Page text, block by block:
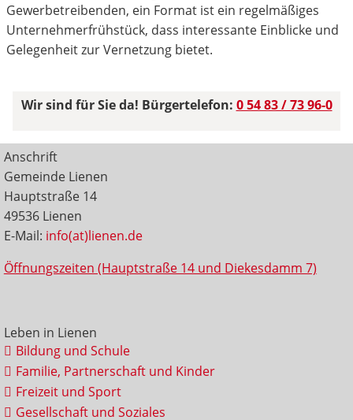
Gewerbetreibenden, ein Format ist ein regelmäßiges
Unternehmerfrühstück, dass interessante Einblicke und
Gelegenheit zur Vernetzung bietet.
Wir sind für Sie da! Bürgertelefon: 0 54 83 / 73 96-0
Anschrift
Gemeinde Lienen
Hauptstraße 14
49536 Lienen
E-Mail: info(at)lienen.de
Öffnungszeiten (Hauptstraße 14 und Diekesdamm 7)
Leben in Lienen
Bildung und Schule
Familie, Partnerschaft und Kinder
Freizeit und Sport
Gesellschaft und Soziales